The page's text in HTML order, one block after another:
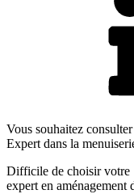
Vous souhaitez
Expert dans la
Difficile de choisir votre
expert en aménagement